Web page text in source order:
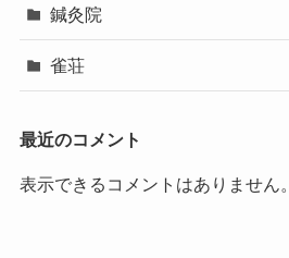
鍼灸院
雀荘
最近のコメント
表示できるコメントはありません。